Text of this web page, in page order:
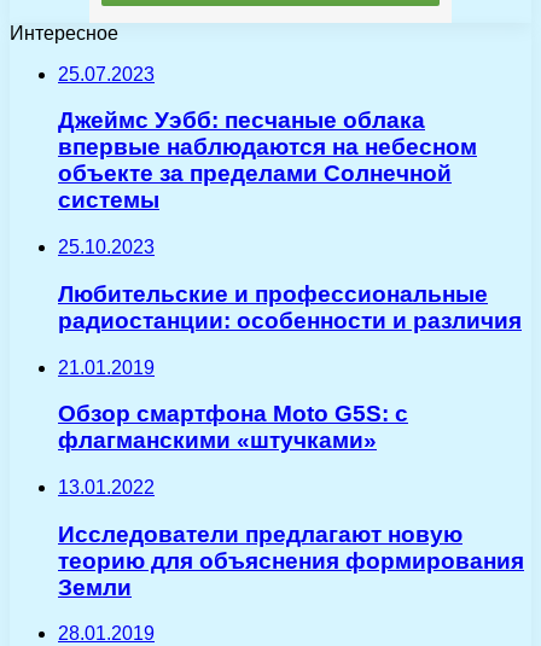
Интересное
25.07.2023
Джеймс Уэбб: песчаные облака
впервые наблюдаются на небесном
объекте за пределами Солнечной
системы
25.10.2023
Любительские и профессиональные
радиостанции: особенности и различия
21.01.2019
Обзор смартфона Moto G5S: с
флагманскими «штучками»
13.01.2022
Исследователи предлагают новую
теорию для объяснения формирования
Земли
28.01.2019